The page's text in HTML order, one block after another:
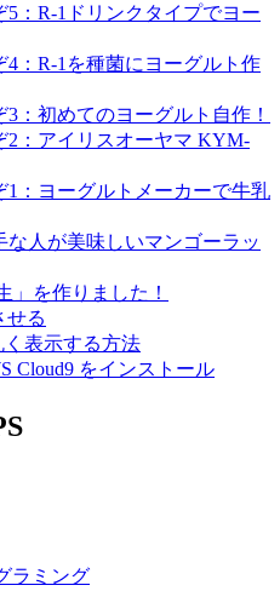
：R-1ドリンクタイプでヨー
4：R-1を種菌にヨーグルト作
：初めてのヨーグルト自作！
2：アイリスオーヤマ KYM-
1：ヨーグルトメーカーで牛乳
な人が美味しいマンゴーラッ
」を作りました！
せる
く表示する方法
Cloud9 をインストール
ラミング